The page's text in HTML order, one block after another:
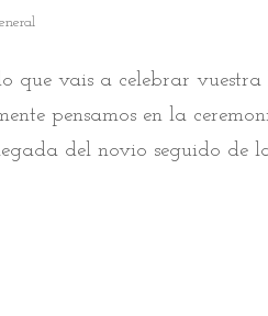
que vais a celebrar
pensamos en la
del novio seguido de